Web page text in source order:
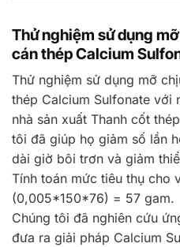
Thử nghiệm sử dụng
cán thép Calcium
Thử nghiệm sử dụng mỡ
thép Calcium Sulfonate với
nhà sản xuất Thanh cốt
tôi đã giúp họ giảm số lần
dài giờ bôi trơn và giảm
Tính toán mức tiêu thụ cho
(0,005*150*76) = 57 gam.
Chúng tôi đã nghiên cứu
đưa ra giải pháp Calcium